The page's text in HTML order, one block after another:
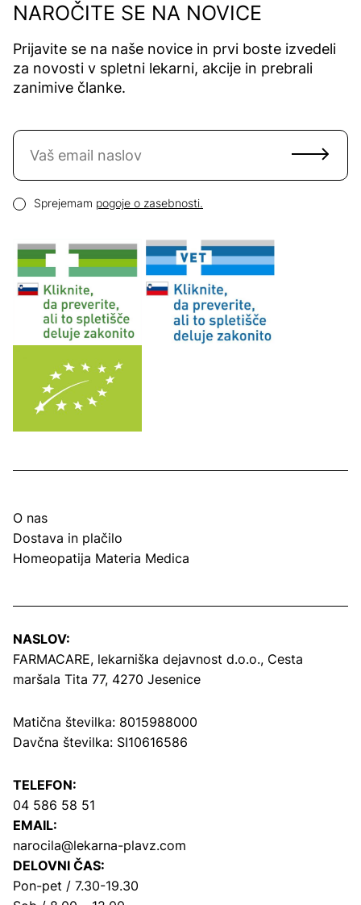
NAROČITE SE NA NOVICE
Prijavite se na naše novice in prvi boste izvedeli
za novosti v spletni lekarni, akcije in prebrali
zanimive članke.
Naročite se na novice
Pogoji zasebnosti
Sprejemam pogoje o zasebnosti.
O nas
Dostava in plačilo
Homeopatija Materia Medica
NASLOV:
FARMACARE, lekarniška dejavnost d.o.o., Cesta
maršala Tita 77, 4270 Jesenice
Matična številka: 8015988000
Davčna številka: SI10616586
TELEFON:
04 586 58 51
EMAIL:
narocila@lekarna-plavz.com
DELOVNI ČAS:
Pon-pet / 7.30-19.30